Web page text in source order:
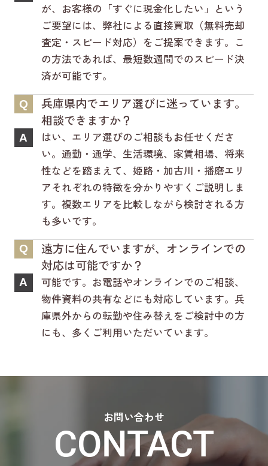
が、お客様の「すぐに現金化したい」という
ご要望には、弊社による直接買取（無料売却
査定・スピード対応）をご提案できます。こ
の方法であれば、最短数週間でのスピード決
済が可能です。
Q
兵庫県内でエリア選びに迷っています。
相談できますか？
A
はい、エリア選びのご相談もお任せくださ
い。通勤・通学、生活環境、家賃相場、将来
性などを踏まえて、姫路・加古川・播磨エリ
アそれぞれの特徴を分かりやすくご説明しま
す。複数エリアを比較しながら検討される方
も多いです。
Q
遠方に住んでいますが、オンラインでの
対応は可能ですか？
A
可能です。お電話やオンラインでのご相談、
物件資料の共有などにも対応しています。兵
庫県外からの転勤や住み替えをご検討中の方
にも、多くご利用いただいています。
お問い合わせ
CONTACT